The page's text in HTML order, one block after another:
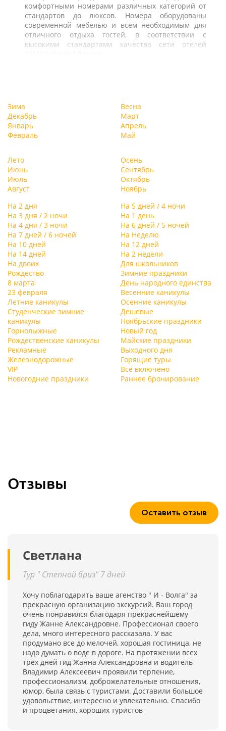
комфортными номерами различных категорий от
стандартов до люксов. Номера оборудованы
современной мебелью и всем необходимым для
отличного отдыха гостей, в соответствии с
высокими стандартами качества сети отелей
Зима
Декабрь
Январь
Февраль
Весна
Март
Апрель
Май
Лето
Июнь
Июль
Август
Осень
Сентябрь
Октябрь
Ноябрь
На 2 дня
На 5 дней / 4 ночи
На 3 дня / 2 ночи
На 1 день
На 4 дня / 3 ночи
На 6 дней / 5 ночей
На 7 дней / 6 ночей
На Неделю
На 10 дней
На 12 дней
На 14 дней
На 2 недели
На двоих
Для школьников
Рождество
Зимние праздники
8 марта
День народного единства
23 февраля
Весенние каникулы
Летние каникулы
Осенние каникулы
Студенческие зимние
каникулы
Дешевые
Ноябрьские праздники
Горнолыжные
Новый год
Рождественские каникулы
Майские праздники
Рекламные
Выходного дня
Железнодорожные
Горящие туры
VIP
Всё включено
Новогодние праздники
Раннее бронирование
Отзывы
Оставить отзыв
Светлана
Тур " Степной бриз" 7 дней
Хочу поблагодарить ваше агенство " И - Волга" за
прекрасную организацию экскурсий. Ваш город
очень понравился благодаря прекраснейшему
гиду Жанне Александровне. Профессионал своего
дела, много интересного рассказала. У вас
продумано все до мелочей, хорошая гостиница, не
надо думать о воде в дороге. На протяжении всех
трёх дней гид Жанна Александровна и водитель
Владимир Алексеевич проявили терпение,
профессионализм, доброжелательные отношения,
юмор, была связь с туристами. Доставили большое
удовольствие, интересно и увлекательно. Спасибо
и процветания, хороших туристов